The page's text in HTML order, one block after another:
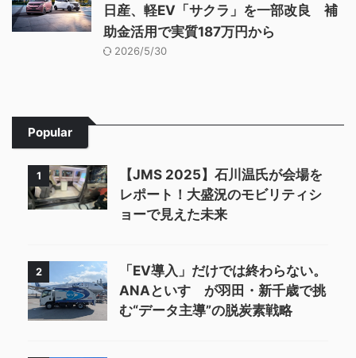
日産、軽EV「サクラ」を一部改良 補
助金活用で実質187万円から
2026/5/30
Popular
1
【JMS 2025】石川温氏が会場を
レポート！大盛況のモビリティシ
ョーで見えた未来
2
「EV導入」だけでは終わらない。
ANAといすゞが羽田・新千歳で挑
む“データ主導”の脱炭素戦略